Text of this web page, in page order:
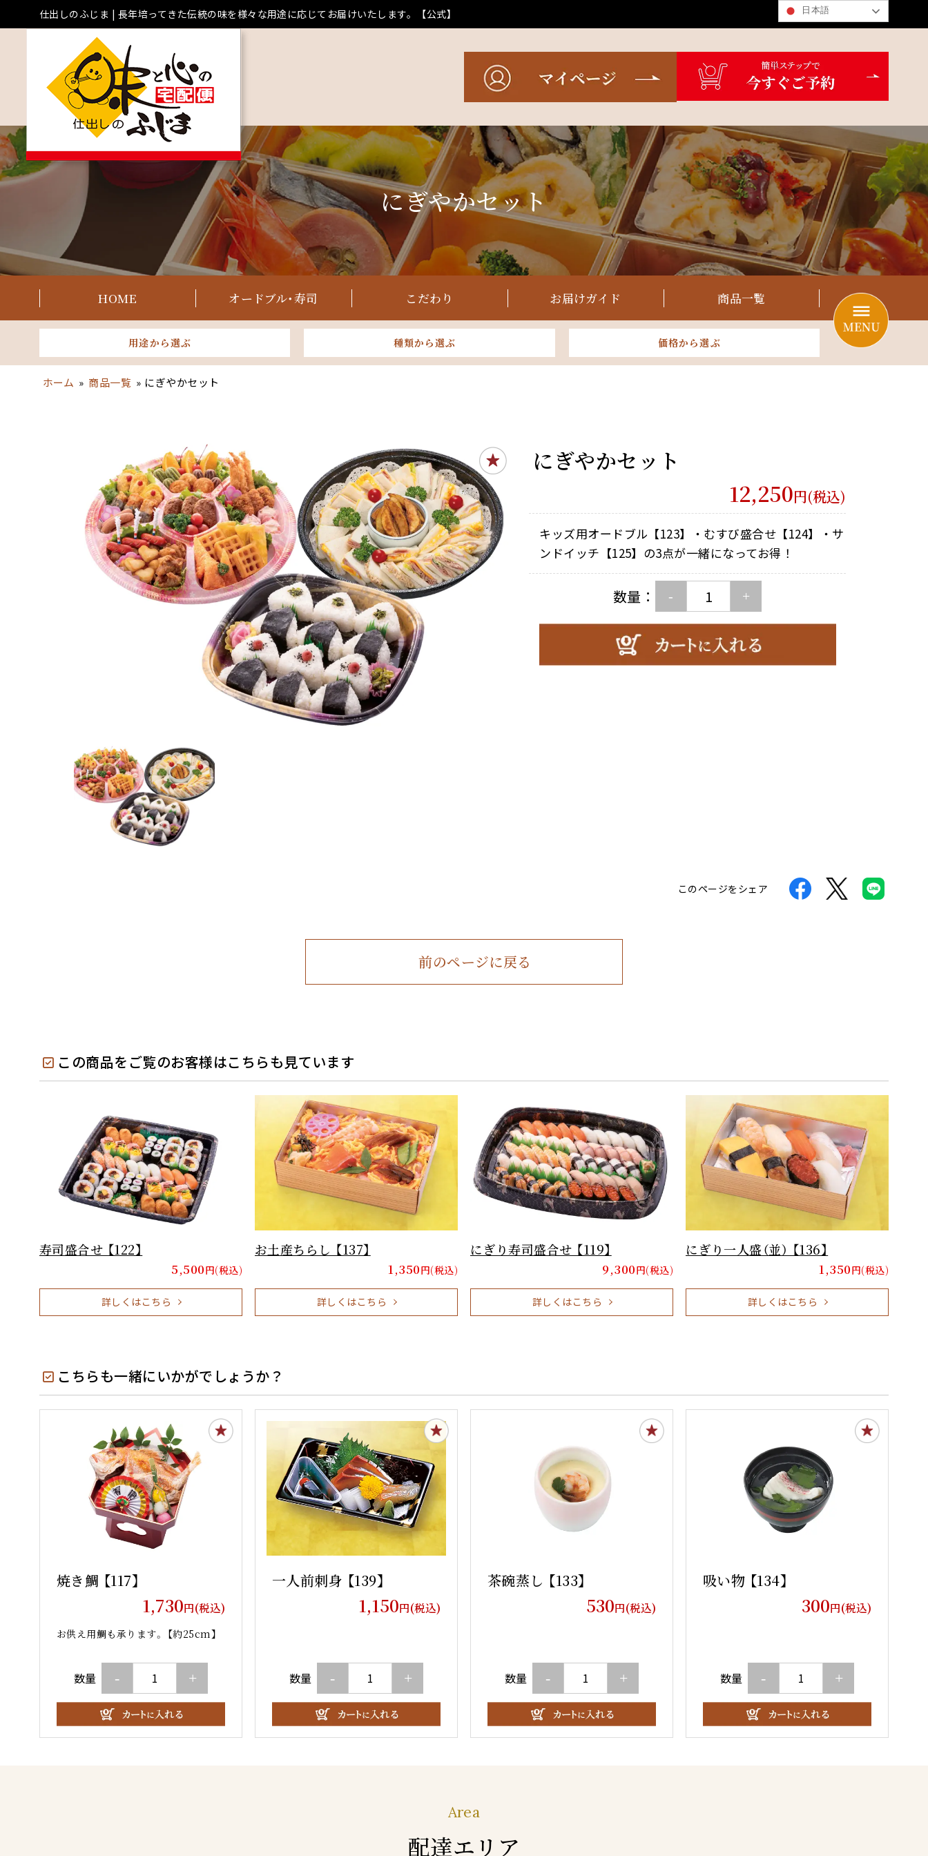
ン
キ
ッ
プ
仕出しのふじま | 長年培ってきた伝統の味を様々な用途に応じてお届けいたします。【公式】 日本語
にぎやかセット
HOME オードブル・寿司 こだわり お届けガイド 商品一覧
用途から選ぶ 種類から選ぶ 価格から選ぶ
ホーム » 商品一覧 » にぎやかセット
にぎやかセット
12,250円(税込)
キッズ用オードブル【123】・むすび盛合せ【124】・サ
ンドイッチ【125】の3点が一緒になってお得！
数量： - +
このページをシェア
前のページに戻る
この商品をご覧のお客様はこちらも見ています
寿司盛合せ 【122】
5,500円(税込)
詳しくはこちら
お土産ちらし 【137】
1,350円(税込)
詳しくはこちら
にぎり寿司盛合せ 【119】
9,300円(税込)
詳しくはこちら
にぎり一人盛（並） 【136】
1,350円(税込)
詳しくはこちら
こちらも一緒にいかがでしょうか？
焼き鯛 【117】
1,730円(税込)
お供え用鯛も承ります。 【約25cm】
数量 - +
一人前刺身 【139】
1,150円(税込)
数量 - +
茶碗蒸し 【133】
530円(税込)
数量 - +
吸い物 【134】
300円(税込)
数量 - +
Area
配達エリア